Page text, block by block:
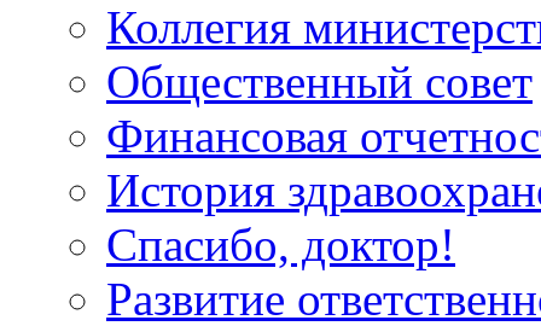
Коллегия
Общественный совет
Финансовая
История
Спасибо, доктор!
Развитие